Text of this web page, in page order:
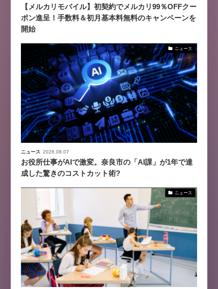
【メルカリモバイル】初契約でメルカリ99％OFFクー
ポン進呈！手数料＆初月基本料無料のキャンペーンを
開始
ニュース
ニュース 2026.08.07
お役所仕事がAIで激変。奈良市の「AI課」が1年で達
成した驚きのコストカット術?
ニュース